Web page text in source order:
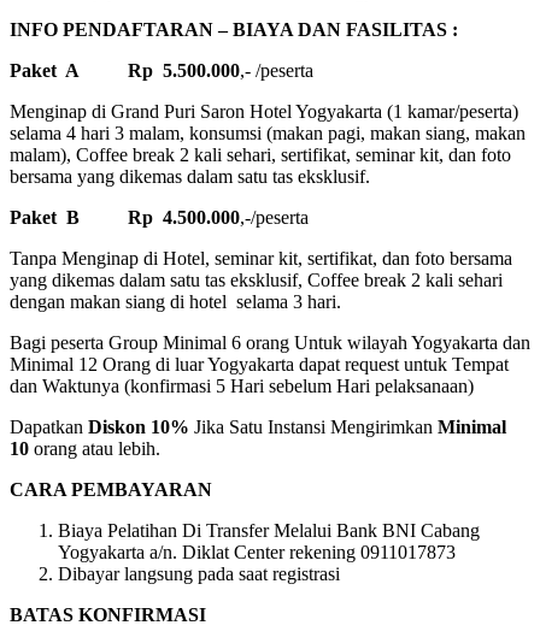
INFO PENDAFTARAN – BIAYA DAN FASILITAS :
Paket A Rp 5.500.000,- /peserta
Menginap di Grand Puri Saron Hotel Yogyakarta (1 kamar/peserta)
selama 4 hari 3 malam, konsumsi (makan pagi, makan siang, makan
malam), Coffee break 2 kali sehari, sertifikat, seminar kit, dan foto
bersama yang dikemas dalam satu tas eksklusif.
Paket B Rp 4.500.000,-/peserta
Tanpa Menginap di Hotel, seminar kit, sertifikat, dan foto bersama
yang dikemas dalam satu tas eksklusif, Coffee break 2 kali sehari
dengan makan siang di hotel selama 3 hari.
Bagi peserta Group Minimal 6 orang Untuk wilayah Yogyakarta dan
Minimal 12 Orang di luar Yogyakarta dapat request untuk Tempat
dan Waktunya (konfirmasi 5 Hari sebelum Hari pelaksanaan)
Dapatkan Diskon 10% Jika Satu Instansi Mengirimkan Minimal
10 orang atau lebih.
CARA PEMBAYARAN
Biaya Pelatihan Di Transfer Melalui Bank BNI Cabang
Yogyakarta a/n. Diklat Center rekening 0911017873
Dibayar langsung pada saat registrasi
BATAS KONFIRMASI